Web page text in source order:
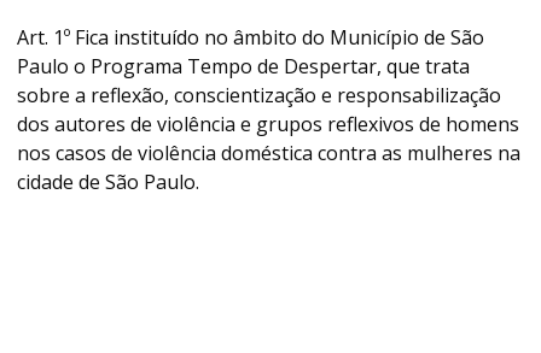
Art. 1º Fica instituído no âmbito do Município de São
Paulo o Programa Tempo de Despertar, que trata
sobre a reflexão, conscientização e responsabilização
dos autores de violência e grupos reflexivos de homens
nos casos de violência doméstica contra as mulheres na
cidade de São Paulo.